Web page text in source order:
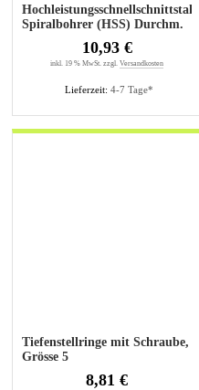
Hochleistungsschnellschnittstahl-
Spiralbohrer (HSS) Durchm.
Lieferzeit: 4-7 Tage*
10,93 €
inkl. 19 % MwSt. zzgl. Versandkosten
Tiefenstellringe mit Schraube,
Grösse 5
8,81 €